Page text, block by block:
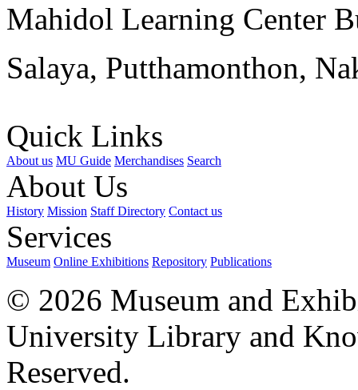
Mahidol Learning Center
Salaya, Putthamonthon,
Quick Links
About us MU Guide Merchandises Search
About Us
History Mission Staff Directory Contact us
Services
Museum Online Exhibitions Repository Publications
© 2026 Museum and
University Library and
Reserved.